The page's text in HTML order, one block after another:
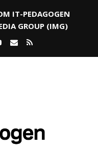
IT-PEDAGOGEN
GROUP (IMG)